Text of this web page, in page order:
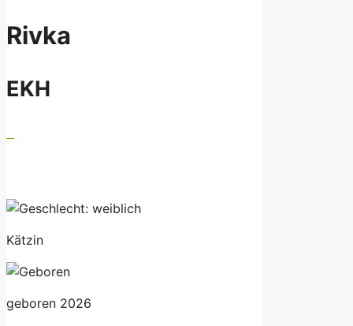
Rivka
EKH
Kätzin
geboren 2026